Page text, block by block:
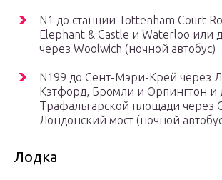
N1 до станции Tottenham Court
Elephant & Castle и Waterloo или
через Woolwich (ночной автобус)
N199 до Сент-Мэри-Крей через
Кэтфорд, Бромли и Орпингтон и
Трафальгарской площади через
Лондонский мост (ночной
Лодка